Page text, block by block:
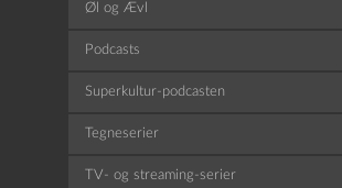
Øl og Ævl
Podcasts
Superkultur-podcasten
Tegneserier
TV- og streaming-serier